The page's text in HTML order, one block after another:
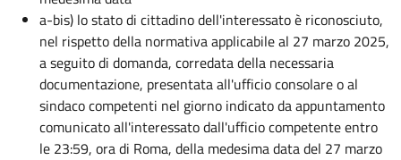
a-bis) lo stato di cittadino dell'interessato è riconosciuto,
nel rispetto della normativa applicabile al 27 marzo 2025,
a seguito di domanda, corredata della necessaria
documentazione, presentata all'ufficio consolare o al
sindaco competenti nel giorno indicato da appuntamento
comunicato all'interessato dall'ufficio competente entro
le 23:59, ora di Roma, della medesima data del 27 marzo